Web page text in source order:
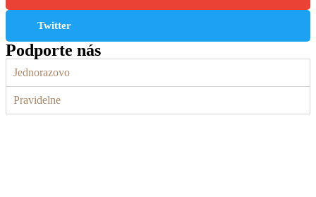
Twitter
Podporte nás
Jednorazovo
Pravidelne